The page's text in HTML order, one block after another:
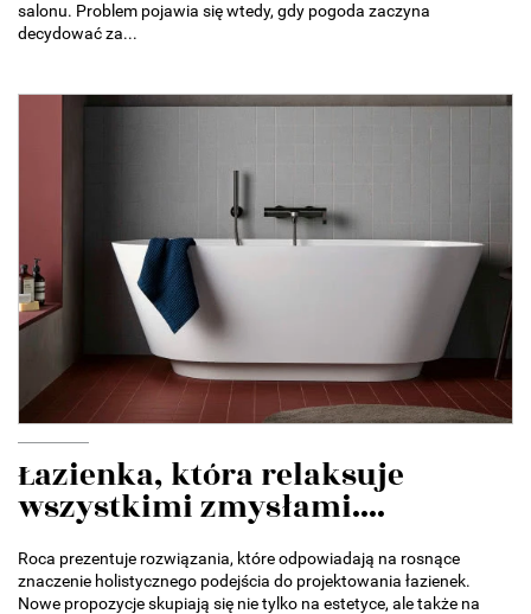
salonu. Problem pojawia się wtedy, gdy pogoda zaczyna
decydować za...
Łazienka, która relaksuje
wszystkimi zmysłami....
Roca prezentuje rozwiązania, które odpowiadają na rosnące
znaczenie holistycznego podejścia do projektowania łazienek.
Nowe propozycje skupiają się nie tylko na estetyce, ale także na